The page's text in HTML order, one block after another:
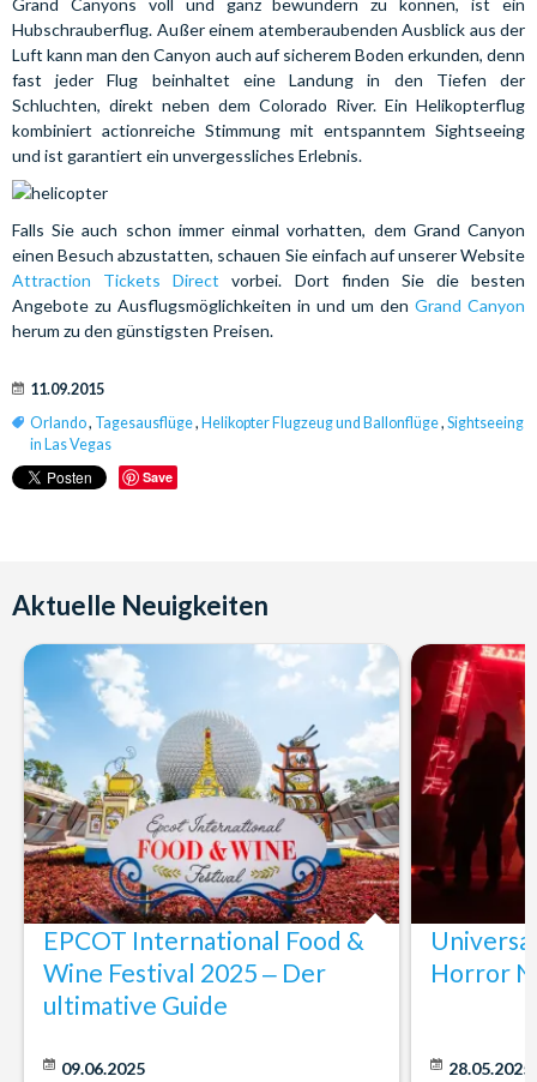
Grand Canyons voll und ganz bewundern zu können, ist ein
Hubschrauberflug. Außer einem atemberaubenden Ausblick aus der
Luft kann man den Canyon auch auf sicherem Boden erkunden, denn
fast jeder Flug beinhaltet eine Landung in den Tiefen der
Schluchten, direkt neben dem Colorado River. Ein Helikopterflug
kombiniert actionreiche Stimmung mit entspanntem Sightseeing
und ist garantiert ein unvergessliches Erlebnis.
Falls Sie auch schon immer einmal vorhatten, dem Grand Canyon
einen Besuch abzustatten, schauen Sie einfach auf unserer Website
Attraction Tickets Direct vorbei. Dort finden Sie die besten
Angebote zu Ausflugsmöglichkeiten in und um den Grand Canyon
herum zu den günstigsten Preisen.
11.09.2015
Orlando, Tagesausflüge, Helikopter Flugzeug und Ballonflüge, Sightseeing
in Las Vegas
Save
Aktuelle Neuigkeiten
EPCOT International Food &
Wine Festival 2025 ‒ Der
ultimative Guide
09.06.2025
Horror
28.05.2025